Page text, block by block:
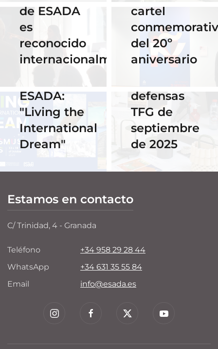
de ESADA
es
reconocido
internacionalmente
cartel
del 20º
aniversario
02 Octubre 2025
Celebra los
#ErasmusDays
ESADA:
"Living the
International
Dream"
16 Septiembre
2025
Horario y
acceso al
streaming
de las
defensas
TFG de
septiembre
de 2025
Estamos en contacto
C/ Trinidad, 4 - Granada
Teléfono
+34 958 29 28 44
WhatsApp
+34 631 35 55 84
Email
info@esada.es